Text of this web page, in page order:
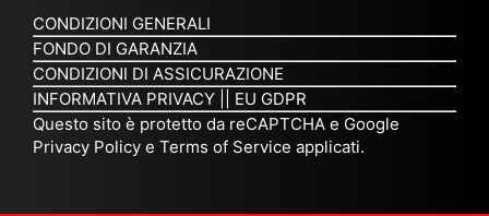
r
noi
tre
da
Via
pe
rs
on
a
am
rdi
na
rio
to
ur
a
ch
e
po
CONDIZIONI GENERALI
FONDO DI GARANZIA
CONDIZIONI DI ASSICURAZIONE
INFORMATIVA PRIVACY
EU GDPR
Questo sito è protetto da reCAPTCHA e Google
Privacy Policy e Terms of Service applicati.